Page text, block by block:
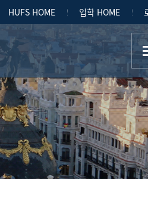
HUFS HOME 입학 HOME